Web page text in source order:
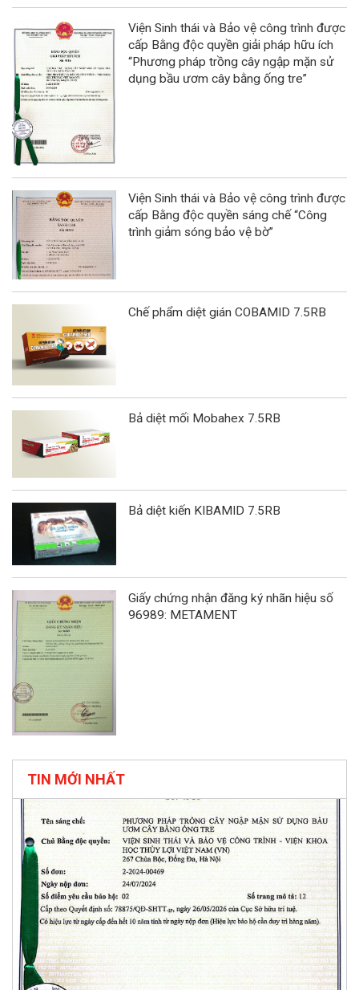
Viện Sinh thái và Bảo vệ công trình được
cấp Bằng độc quyền giải pháp hữu ích
“Phương pháp trồng cây ngập mặn sử
dụng bầu ươm cây bằng ống tre”
Viện Sinh thái và Bảo vệ công trình được
cấp Bằng độc quyền sáng chế “Công
trình giảm sóng bảo vệ bờ”
Chế phẩm diệt gián COBAMID 7.5RB
Bả diệt mối Mobahex 7.5RB
Bả diệt kiến KIBAMID 7.5RB
Giấy chứng nhận đăng ký nhãn hiệu số
96989: METAMENT
TIN MỚI NHẤT